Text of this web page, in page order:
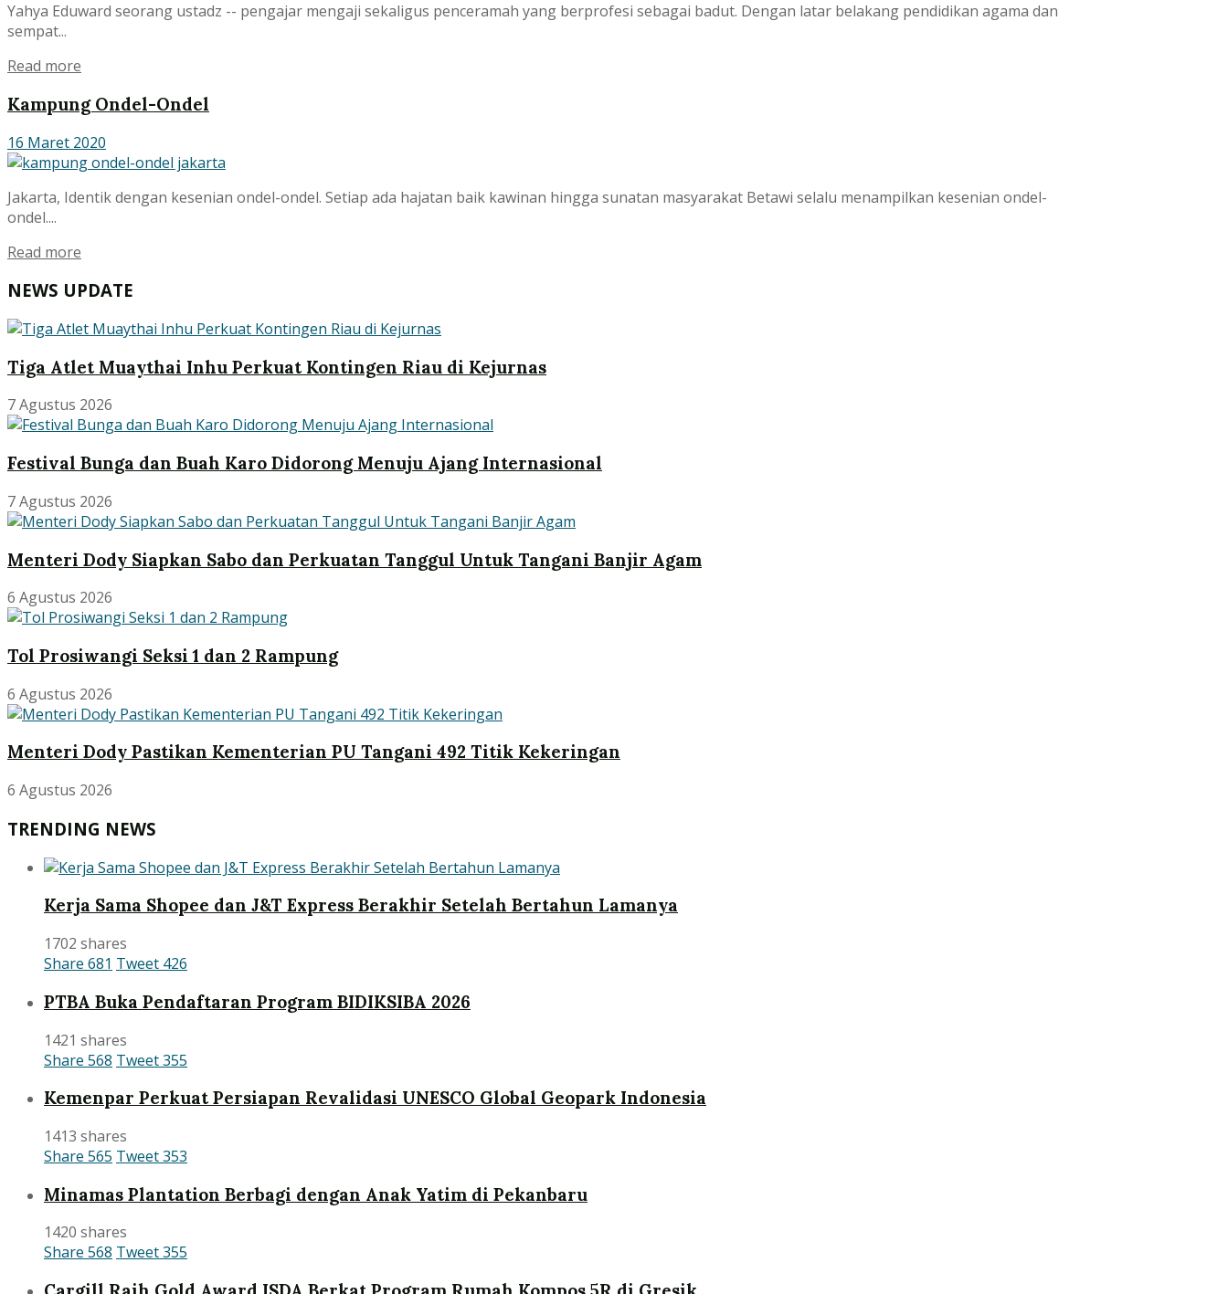
Yahya Eduward seorang ustadz -- pengajar mengaji sekaligus penceramah yang berprofesi sebagai badut. Dengan latar belakang pendidikan agama dan
sempat...
Read more
Kampung Ondel-Ondel
16 Maret 2020
Jakarta, Identik dengan kesenian ondel-ondel. Setiap ada hajatan baik kawinan hingga sunatan masyarakat Betawi selalu menampilkan kesenian ondel-
ondel....
Read more
NEWS UPDATE
Tiga Atlet Muaythai Inhu Perkuat Kontingen Riau di Kejurnas
7 Agustus 2026
Festival Bunga dan Buah Karo Didorong Menuju Ajang Internasional
7 Agustus 2026
Menteri Dody Siapkan Sabo dan Perkuatan Tanggul Untuk Tangani Banjir Agam
6 Agustus 2026
Tol Prosiwangi Seksi 1 dan 2 Rampung
6 Agustus 2026
Menteri Dody Pastikan Kementerian PU Tangani 492 Titik Kekeringan
6 Agustus 2026
TRENDING NEWS
Kerja Sama Shopee dan J&T Express Berakhir Setelah Bertahun Lamanya
1702 shares
Share 681 Tweet 426
PTBA Buka Pendaftaran Program BIDIKSIBA 2026
1421 shares
Share 568 Tweet355
Kemenpar Perkuat Persiapan Revalidasi UNESCO Global Geopark Indonesia
1413 shares
Share 565 Tweet353
Minamas Plantation Berbagi dengan Anak Yatim di Pekanbaru
1420 shares
Share 568 Tweet355